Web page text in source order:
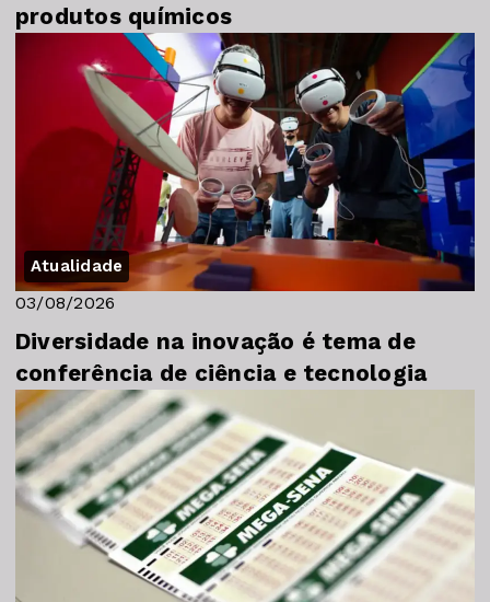
produtos químicos
Atualidade
03/08/2026
Diversidade na inovação é tema de
conferência de ciência e tecnologia